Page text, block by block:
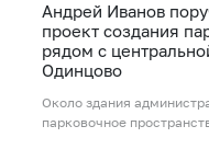
Андрей Иванов
проект создания
рядом с
Одинцово
Около здания
парковочное